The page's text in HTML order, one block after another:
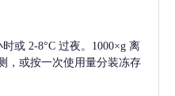
时或 2-8°C 过夜。1000×g 离
，或按一次使用量分装冻存